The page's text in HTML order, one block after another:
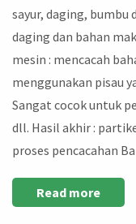
sayur, daging, bumbu
daging dan bahan
mesin : mencacah
menggunakan pisau
Sangat cocok untuk
dll. Hasil akhir :
proses pencacahan
Read more